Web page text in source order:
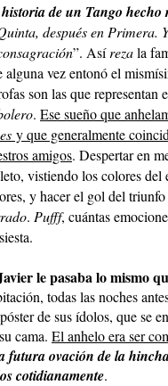
de un Tango hecho
después en Primera.
”. Asírezala
alguna vez entonó el
son las que representan
. Ese sueño que
y que generalmente
amigos. Despertar en
vistiendo los colores del
y hacer el gol del triunfo
. Pufff, cuántas
le pasaba lo mismo
todas las noches
de sus ídolos, que se
cama. El anhelo era ser
futura ovación de la
cotidianamente.